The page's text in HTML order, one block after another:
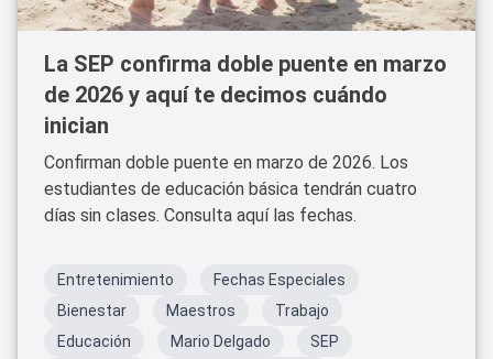
La SEP confirma doble puente en marzo
de 2026 y aquí te decimos cuándo
inician
Confirman doble puente en marzo de 2026. Los
estudiantes de educación básica tendrán cuatro
días sin clases. Consulta aquí las fechas.
Entretenimiento
Fechas Especiales
Bienestar
Maestros
Trabajo
Educación
Mario Delgado
SEP